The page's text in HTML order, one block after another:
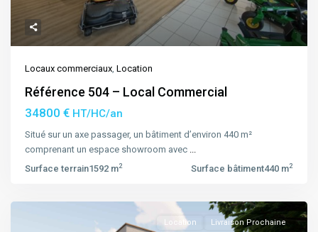
Locaux commerciaux Location
Référence 504 – Local Commercial
34800 € HT/HC/an
Situé sur un axe passager, un bâtiment d’environ 440 m²
comprenant un espace showroom avec
Surface terrain1592 m2 Surface bâtiment440 m2
Location Livraison Prochaine